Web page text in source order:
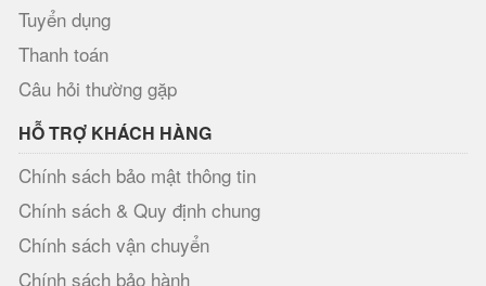
Tuyển dụng
Thanh toán
Câu hỏi thường gặp
HỖ TRỢ KHÁCH HÀNG
Chính sách bảo mật thông tin
Chính sách & Quy định chung
Chính sách vận chuyển
Chính sách bảo hành